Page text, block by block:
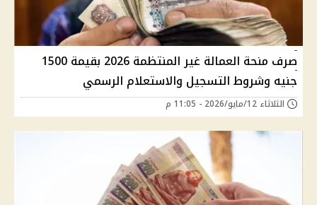
صرف منحة العمالة غير المنتظمة 2026 بقيمة 1500
جنيه وشروط التسجيل والاستعلام الرسمي
الثلاثاء 12/مايو/2026 - 11:05 م